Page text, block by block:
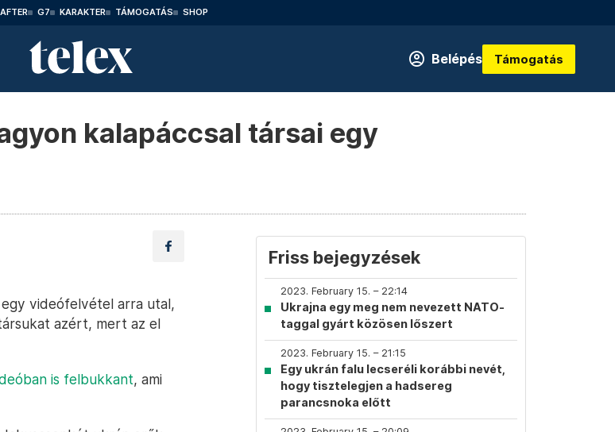
AFTER G7 KARAKTER TÁMOGATÁS SHOP
Belépés Támogatás
kalapáccsal társai egy
videófelvétel arra utal,
azért, mert az el
is felbukkant, ami
Friss bejegyzések
2023. February 15. – 22:14
Ukrajna egy meg nem nevezett NATO-
taggal gyárt közösen lőszert
2023. February 15. – 21:15
Egy ukrán falu lecseréli korábbi nevét,
hogy tisztelegjen a hadsereg
parancsnoka előtt